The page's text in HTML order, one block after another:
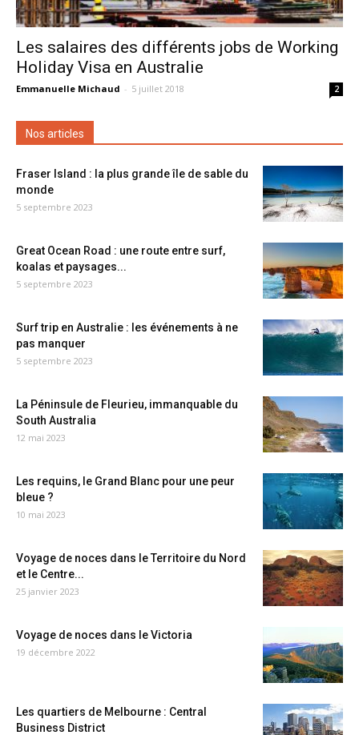
Les salaires des différents jobs de Working
Holiday Visa en Australie
Emmanuelle Michaud - 5 juillet 2018 2
Nos articles
Fraser Island : la plus grande île de sable du
monde
5 septembre 2023
Great Ocean Road : une route entre surf,
koalas et paysages...
5 septembre 2023
Surf trip en Australie : les événements à ne
pas manquer
5 septembre 2023
La Péninsule de Fleurieu, immanquable du
South Australia
12 mai 2023
Les requins, le Grand Blanc pour une peur
bleue ?
10 mai 2023
Voyage de noces dans le Territoire du Nord
et le Centre...
25 janvier 2023
Voyage de noces dans le Victoria
19 décembre 2022
Les quartiers de Melbourne : Central
Business District